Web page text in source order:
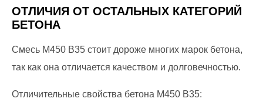
ОТЛИЧИЯ ОТ ОСТАЛЬНЫХ КАТЕГОРИЙ
БЕТОНА
Смесь М450 В35 стоит дороже многих марок бетона,
так как она отличается качеством и долговечностью.
Отличительные свойства бетона М450 В35: